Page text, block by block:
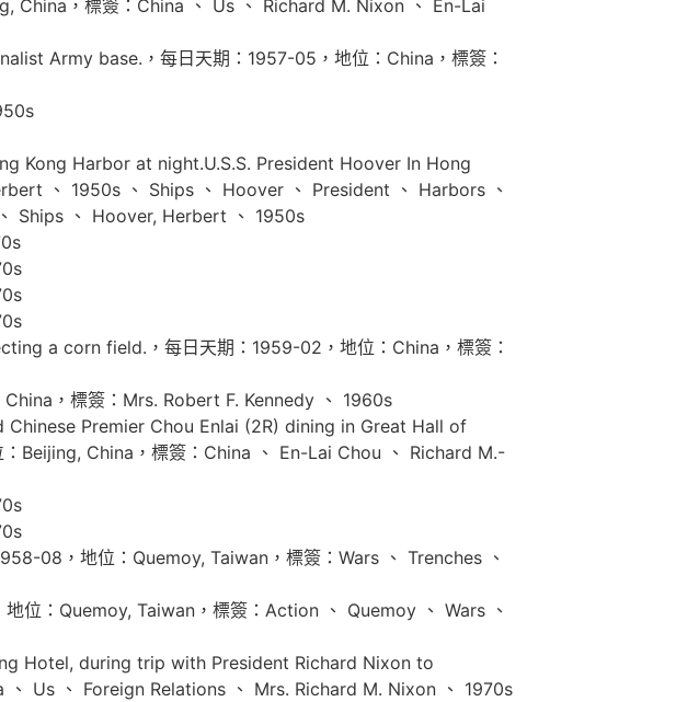
China，標簽：China 、 Us 、 Richard M. Nixon 、 En-Lai
Army base.，每日天期：1957-05，地位：China，標簽：
Kong Harbor at night.U.S.S. President Hoover In Hong
、 1950s 、 Ships 、 Hoover 、 President 、 Harbors 、
Ships 、 Hoover, Herbert 、 1950s
a corn field.，每日天期：1959-02，地位：China，標簽：
，標簽：Mrs. Robert F. Kennedy 、 1960s
Premier Chou Enlai (2R) dining in Great Hall of
Beijing, China，標簽：China 、 En-Lai Chou 、 Richard M.-
08，地位：Quemoy, Taiwan，標簽：Wars 、 Trenches 、
位：Quemoy, Taiwan，標簽：Action 、 Quemoy 、 Wars 、
Hotel, during trip with President Richard Nixon to
Us 、 Foreign Relations 、 Mrs. Richard M. Nixon 、 1970s